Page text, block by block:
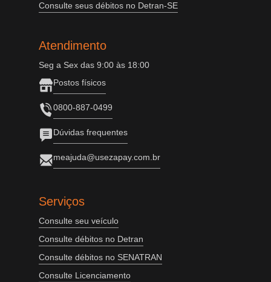
Consulte seus débitos no Detran-SE
Atendimento
Seg a Sex das 9:00 às 18:00
Postos físicos
0800-887-0499
Dúvidas frequentes
meajuda@usezapay.com.br
Serviços
Consulte seu veículo
Consulte débitos no Detran
Consulte débitos no SENATRAN
Consulte Licenciamento